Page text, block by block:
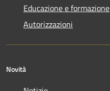
Educazione e formazione
Autorizzazioni
Novità